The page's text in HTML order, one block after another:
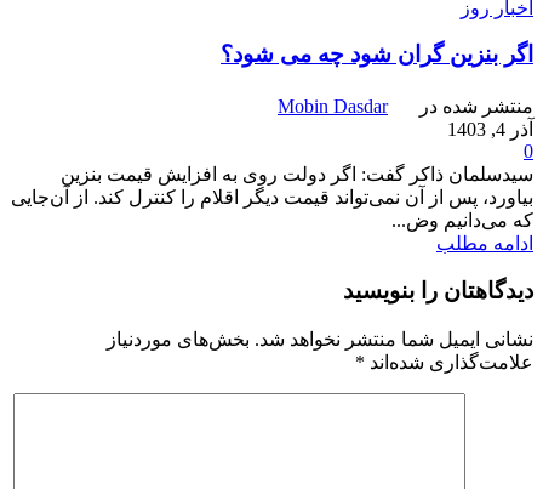
اخبار روز
اگر بنزین گران شود چه می شود؟
منتشر شده در
Mobin Dasdar
آذر 4, 1403
0
سیدسلمان ذاکر گفت: اگر دولت روی به افزایش قیمت بنزین
بیاورد، پس از آن نمی‌تواند قیمت دیگر اقلام را کنترل کند. از آن‌جایی
که می‌دانیم وض...
ادامه مطلب
دیدگاهتان را بنویسید
نشانی ایمیل شما منتشر نخواهد شد. بخش‌های موردنیاز
علامت‌گذاری شده‌اند *